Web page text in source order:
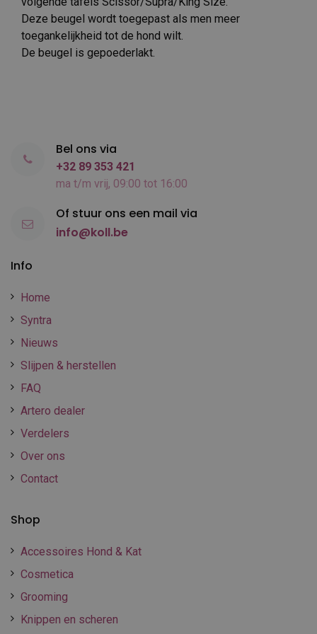
Deze beugel wordt toegepast als men meer
toegankelijkheid tot de hond wilt.
De beugel is gepoederlakt.
Info
Home
Syntra
Nieuws
Slijpen & herstellen
FAQ
Artero dealer
Verdelers
Over ons
Contact
Shop
Accessoires Hond & Kat
Cosmetica
Grooming
Knippen en scheren
Bel ons via
+32 89 353 421
ma t/m vrij, 09:00 tot 16:00
Of stuur ons een mail via
info@koll.be